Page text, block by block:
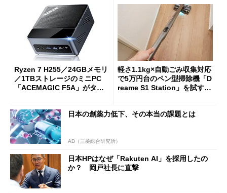
Ryzen 7 H255／24GBメモリ
／1TBストレージのミニPC
「ACEMAGIC F5A」がタイ
軽さ1.1kg×自動ごみ収集対応
で5万円台のペン型掃除機「D
reame S1 Station」を試す
日本の創薬力低下、その本当の課題とは
AD（三菱総合研究所）
日本HPはなぜ「Rakuten AI」を採用したの
か？ 岡戸社長に直撃